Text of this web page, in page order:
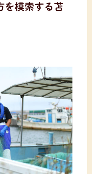
を模索する苫